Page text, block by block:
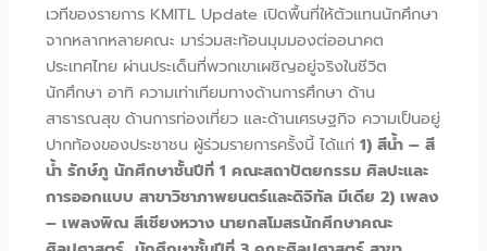
เวทีของรายการ KMITL Update เปิดพื้นที่ให้ตัวแทนนักศึกษา
จากหลากหลายคณะ มาร่วมสะท้อนมุมมองต่ออนาคต
ประเทศไทย ผ่านประเด็นที่พวกเขาเผชิญอยู่จริงในชีวิต
นักศึกษา อาทิ ความเท่าเทียมทางด้านการศึกษา ด้าน
สาธารณสุข ด้านการท่องเที่ยว และด้านเศรษฐกิจ ความเป็นอยู่
ปากท้องของประชาชน ผู้ร่วมรายการครั้งนี้ ได้แก่1) สีน้ำ – สี
น้ำ รักษ์ภู นักศึกษาชั้นปีที่ 1 คณะสถาปัตยกรรม ศิลปะและ
การออกแบบ สาขาวิชาภาพยนตร์และดิจิทัล มีเดีย 2) เพลง
– เพลงพิณ สีเชียงหวาง นายกสโมสรนักศึกษาคณะ